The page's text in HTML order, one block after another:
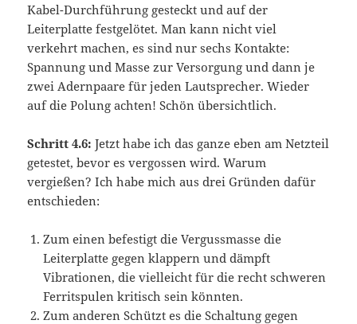
Kabel-Durchführung gesteckt und auf der
Leiterplatte festgelötet. Man kann nicht viel
verkehrt machen, es sind nur sechs Kontakte:
Spannung und Masse zur Versorgung und dann je
zwei Adernpaare für jeden Lautsprecher. Wieder
auf die Polung achten! Schön übersichtlich.
Schritt 4.6: Jetzt habe ich das ganze eben am Netzteil
getestet, bevor es vergossen wird. Warum
vergießen? Ich habe mich aus drei Gründen dafür
entschieden:
Zum einen befestigt die Vergussmasse die
Leiterplatte gegen klappern und dämpft
Vibrationen, die vielleicht für die recht schweren
Ferritspulen kritisch sein könnten.
Zum anderen Schützt es die Schaltung gegen